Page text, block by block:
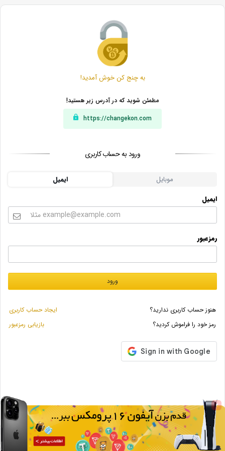
به چنج کن خوش آمدید!
مطمئن شوید که در آدرس زیر هستید!
https://changekon.com
ورود به حساب کاربری
موبایل
ایمیل
ایمیل
رمزعبور
ورود
رمز خود را فراموش کردید؟ بازیابی رمزعبور
هنوز حساب کاربری ندارید؟ ایجاد حساب کاربری